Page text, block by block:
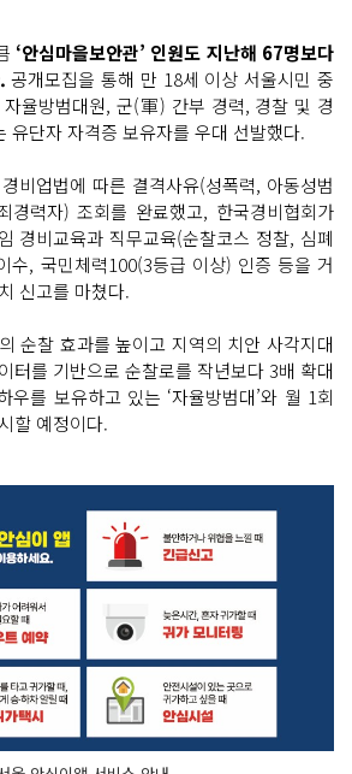
‘안심마을보안관’ 인원도 지난해 67명보다
공개모집을 통해 만 18세 이상 서울시민 중
율방범대원, 군(軍) 간부 경력, 경찰 및 경
유단자 자격증 보유자를 우대 선발했다.
비업법에 따른 결격사유(성폭력, 아동성범
경력자) 조회를 완료했고, 한국경비협회가
경비교육과 직무교육(순찰코스 정찰, 심폐
수, 국민체력100(3등급 이상) 인증 등을 거
신고를 마쳤다.
순찰 효과를 높이고 지역의 치안 사각지대
터를 기반으로 순찰로를 작년보다 3배 확대
우를 보유하고 있는 ‘자율방범대’와 월 1회
할 예정이다.